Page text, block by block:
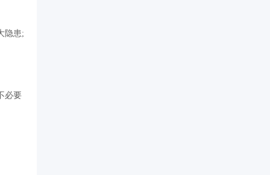
隐患;
必要